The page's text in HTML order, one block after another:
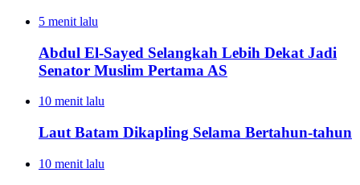
5 menit lalu
Abdul El-Sayed Selangkah Lebih Dekat Jadi
Senator Muslim Pertama AS
10 menit lalu
Laut Batam Dikapling Selama Bertahun-tahun
10 menit lalu